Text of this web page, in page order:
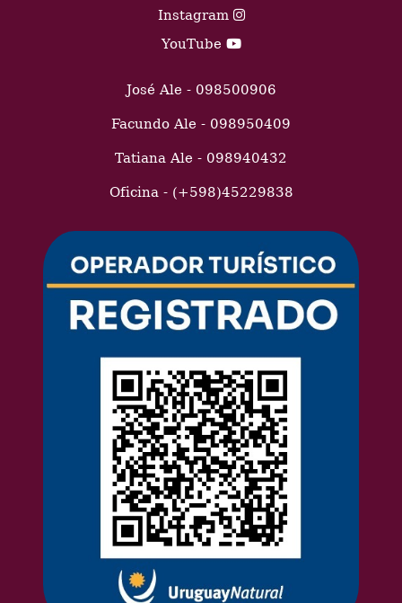
Instagram
YouTube
José Ale - 098500906
Facundo Ale - 098950409
Tatiana Ale - 098940432
Oficina - (+598)45229838